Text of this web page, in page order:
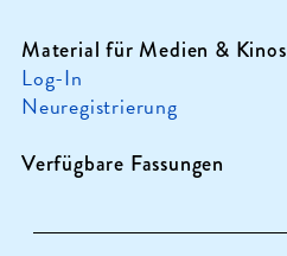
Material für Medien & Kinos
Log-In
Neuregistrierung
Verfügbare Fassungen